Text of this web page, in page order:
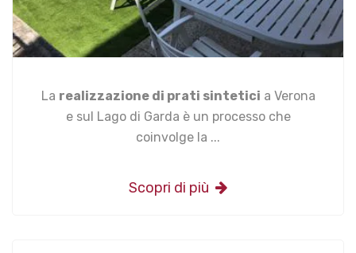
La realizzazione di prati sintetici a Verona
e sul Lago di Garda è un processo che
coinvolge la ...
Scopri di più